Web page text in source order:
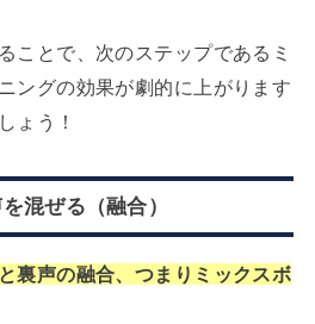
ことで、次のステップであるミ
ングの効果が劇的に上がります
ょう！
ぜる（融合）
裏声の融合、つまりミックスボ